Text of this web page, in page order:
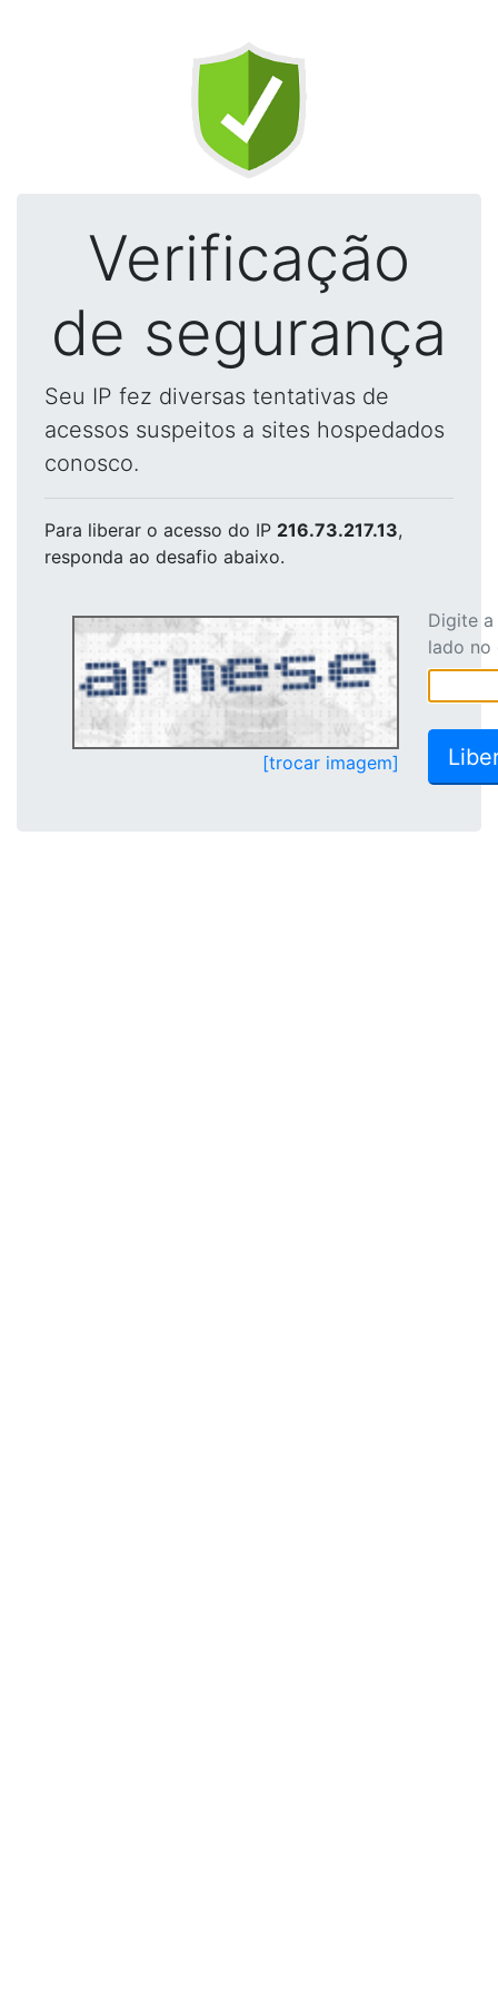
Verificação
de segurança
Seu IP fez diversas tentativas de
acessos suspeitos a sites hospedados
conosco.
Para liberar o acesso do IP 216.73.217.13,
responda ao desafio abaixo.
[trocar imagem]
Digite
lado no